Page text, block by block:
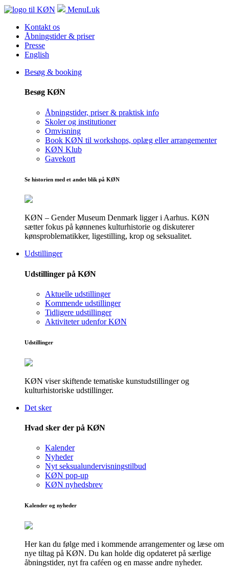
MenuLuk
Kontakt os
Åbningstider & priser
Presse
English
Besøg & booking
Besøg KØN
Åbningstider, priser & praktisk info
Skoler og institutioner
Omvisning
Book KØN til workshops, oplæg eller arrangementer
KØN Klub
Gavekort
Se historien med et andet blik på KØN
KØN – Gender Museum Denmark ligger i Aarhus. KØN
sætter fokus på kønnenes kulturhistorie og diskuterer
kønsproblematikker, ligestilling, krop og seksualitet.
Udstillinger
Udstillinger på KØN
Aktuelle udstillinger
Kommende udstillinger
Tidligere udstillinger
Aktiviteter udenfor KØN
Udstillinger
KØN viser skiftende tematiske kunstudstillinger og
kulturhistoriske udstillinger.
Det sker
Hvad sker der på KØN
Kalender
Nyheder
Nyt seksualundervisningstilbud
KØN pop-up
KØN nyhedsbrev
Kalender og nyheder
Her kan du følge med i kommende arrangementer og læse om
nye tiltag på KØN. Du kan holde dig opdateret på særlige
åbningstider, nyt fra caféen og en masse andre nyheder.